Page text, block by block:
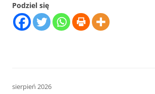
Podziel się
sierpień 2026